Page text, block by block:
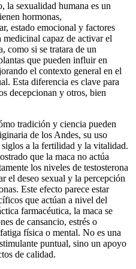
la sexualidad humana es un
hormonas,
estado emocional y factores
capaz de activar el
como si se tratara de un
que pueden influir en
el contexto general en el
Esta diferencia es clave para
decepcionan y otros, bien
tradición y ciencia pueden
de los Andes, su uso
a la fertilidad y la vitalidad.
que la maca no actúa
los niveles de testosterona
el deseo sexual y la percepción
Este efecto parece estar
que actúan a nivel del
farmacéutica, la maca se
de cansancio, estrés o
física o mental. No es una
puntual, sino un apoyo
de calidad.